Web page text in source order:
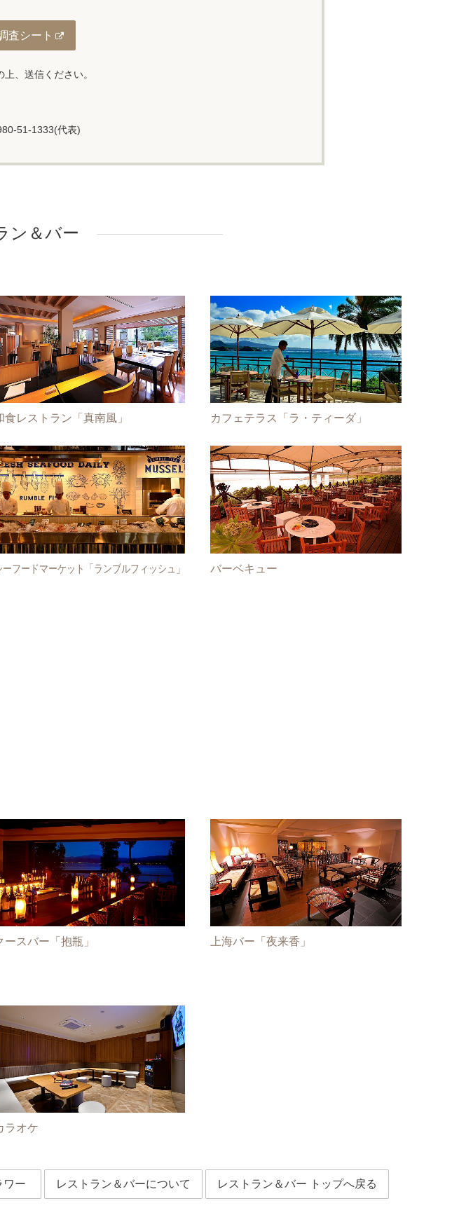
査シート
、送信ください。
51-1333(代表)
ン＆バー
食レストラン「真南風」 カフェテラス「ラ・ティーダ」
ーフードマーケット「ランブルフィッシュ」 バーベキュー
ースバー「抱瓶」 上海バー「夜来香」
ラオケ
ワー レストラン＆バーについて レストラン＆バー トップへ戻る